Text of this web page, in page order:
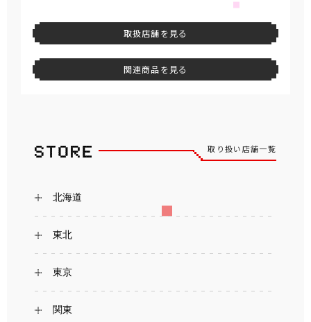
取扱店舗を見る
関連商品を見る
取り扱い店舗一覧
北海道
東北
東京
関東